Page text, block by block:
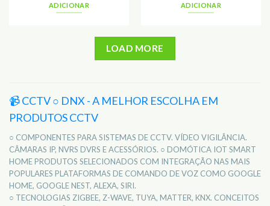
ADICIONAR ADICIONAR
LOAD MORE
📹 CCTV ○ DNX - A MELHOR ESCOLHA EM
PRODUTOS CCTV
○ COMPONENTES PARA SISTEMAS DE CCTV. VÍDEO VIGILÂNCIA.
CÂMARAS IP, NVRS DVRS E ACESSÓRIOS. ○ DOMÓTICA IOT SMART
HOME PRODUTOS SELECIONADOS COM INTEGRAÇÃO NAS MAIS
POPULARES PLATAFORMAS DE COMANDO DE VOZ COMO GOOGLE
HOME, GOOGLE NEST, ALEXA, SIRI.
○ TECNOLOGIAS ZIGBEE, Z-WAVE, TUYA, MATTER, KNX. CONCEITOS